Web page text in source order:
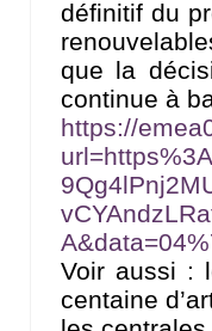
définitif du
que la
continue à
https://
Voir aussi :
centaine